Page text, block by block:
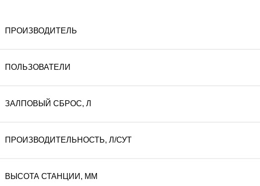
ПРОИЗВОДИТЕЛЬ
ПОЛЬЗОВАТЕЛИ
ЗАЛПОВЫЙ СБРОС, Л
ПРОИЗВОДИТЕЛЬНОСТЬ, Л/СУТ
ВЫСОТА СТАНЦИИ, ММ